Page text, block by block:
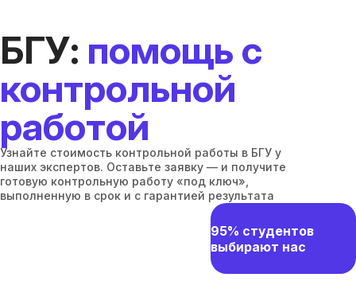
БГУ: помощь с
контрольной
работой
Узнайте стоимость контрольной работы в БГУ у
наших экспертов. Оставьте заявку — и получите
готовую контрольную работу «под ключ»,
выполненную в срок и с гарантией результата
95% студентов
выбирают нас